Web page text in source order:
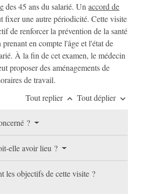
des 45 ans du salarié. Unaccord de
fixer une autre périodicité. Cette visite
de renforcer la prévention de la santé
en compte l'âge et l'état de
À la fin de cet examen, le médecin
proposer des aménagements de
de travail.
Tout replier keyboard_arrow_up Tout déplier keyboard_arrow_down
?
elle avoir lieu ?
les objectifs de cette visite ?